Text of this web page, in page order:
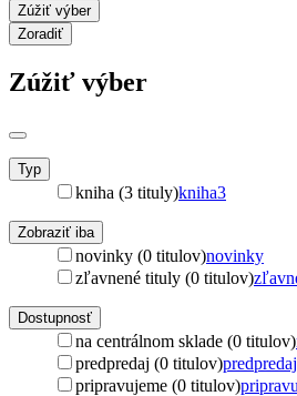
Zúžiť výber
Zoradiť
Zúžiť výber
Typ
kniha (3 tituly)kniha3
Zobraziť iba
novinky (0 titulov)novinky
zľavnené tituly (0 titulov)
Dostupnosť
na centrálnom sklade (0 titulov)
predpredaj (0 titulov)predpredaj
pripravujeme (0 titulov)